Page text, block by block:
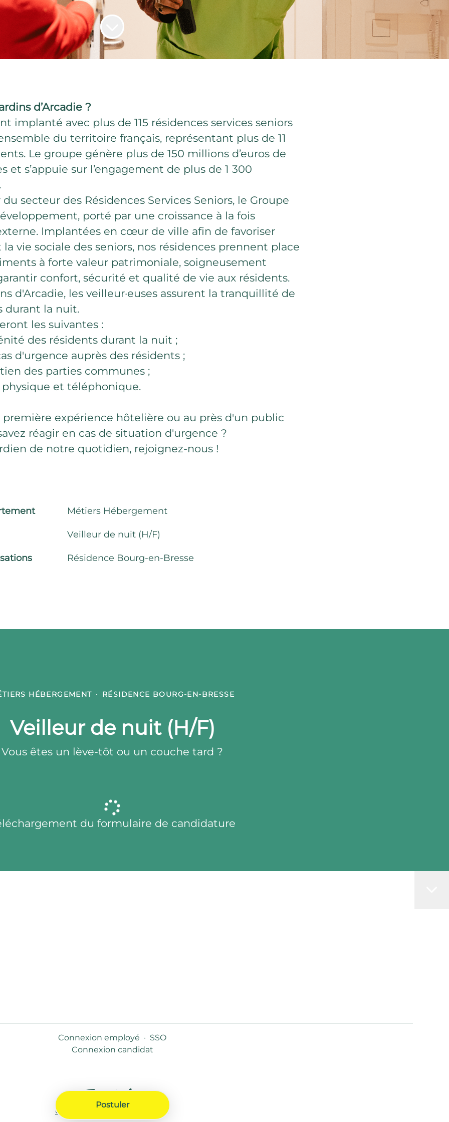
d’Arcadie ?
implanté avec plus de 115 résidences services seniors
du territoire français, représentant plus de 11
Le groupe génère plus de 150 millions d’euros de
et s’appuie sur l’engagement de plus de 1 300
secteur des Résidences Services Seniors, le Groupe
porté par une croissance à la fois
Implantées en cœur de ville afin de favoriser
la vie sociale des seniors, nos résidences prennent place
à forte valeur patrimoniale, soigneusement
confort, sécurité et qualité de vie aux résidents.
d'Arcadie, les veilleur·euses assurent la tranquillité de
durant la nuit.
les suivantes :
des résidents durant la nuit ;
d'urgence auprès des résidents ;
des parties communes ;
physique et téléphonique.
première expérience hôtelière ou au près d'un public
réagir en cas de situation d'urgence ?
de notre quotidien, rejoignez-nous !
Métiers Hébergement
Veilleur de nuit (H/F)
Résidence Bourg-en-Bresse
Postuler
HÉBERGEMENT · RÉSIDENCE BOURG-EN-BRESSE
Veilleur de nuit (H/F)
Vous êtes un lève-tôt ou un couche tard ?
du formulaire de candidature
Connexion employé · SSO
Connexion candidat
Outil de recrutement de Teamtailor